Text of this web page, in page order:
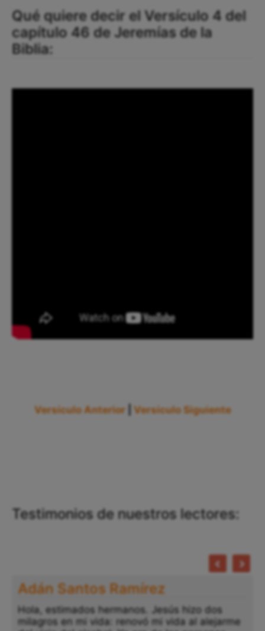
Qué quiere decir el Versículo 4 del
capítulo 46 de Jeremías de la
Biblia:
Versículo Anterior Versículo Siguiente
Testimonios de nuestros lectores:
Adán Santos Ramírez
Hola, estimados hermanos. Jesús hizo dos
milagros en mi vida: renovó mi vida al alejarme